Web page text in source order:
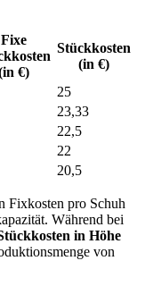
Fixe
€)
Stückkosten
(in €)
25
23,33
22,5
22
20,5
Fixkosten pro Schuh
Während bei
in Höhe
von